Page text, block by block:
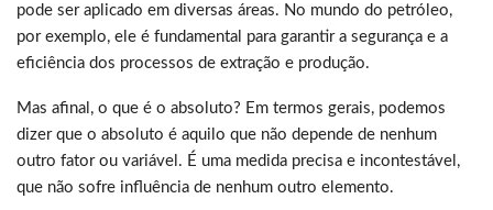
pode ser aplicado em diversas áreas. No mundo do petróleo,
por exemplo, ele é fundamental para garantir a segurança e a
eficiência dos processos de extração e produção.
Mas afinal, o que é o absoluto? Em termos gerais, podemos
dizer que o absoluto é aquilo que não depende de nenhum
outro fator ou variável. É uma medida precisa e incontestável,
que não sofre influência de nenhum outro elemento.